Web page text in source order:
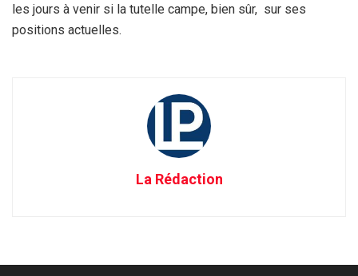
les jours à venir si la tutelle campe, bien sûr, sur ses
positions actuelles.
La Rédaction